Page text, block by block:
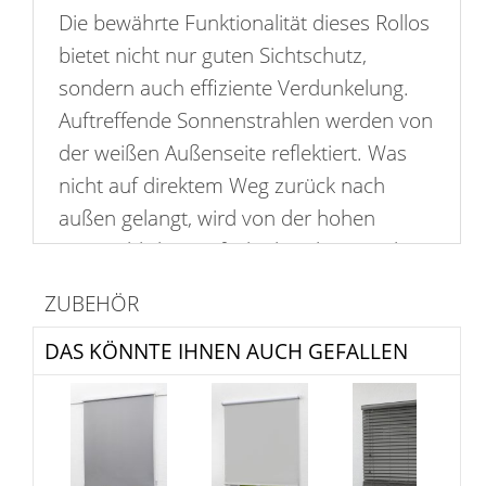
Die bewährte Funktionalität dieses Rollos
bietet nicht nur guten Sichtschutz,
sondern auch effiziente Verdunkelung.
Auftreffende Sonnenstrahlen werden von
der weißen Außenseite reflektiert. Was
nicht auf direktem Weg zurück nach
außen gelangt, wird von der hohen
Materialdichte einfach absorbiert. Neben
somit auch sehr gut gegen Wärme. Die
Bedienung geschieht wie gewohnt
stufenlos, schnell und zuverlässig mit
einer Kette, die wahlweise links oder
rechts am Rollo befestigt werden kann.
Ähnlich flexibel zeigt sich das Rollo bei
DAS KÖNNTE IHNEN AUCH GEFALLEN
ZUBEHÖR